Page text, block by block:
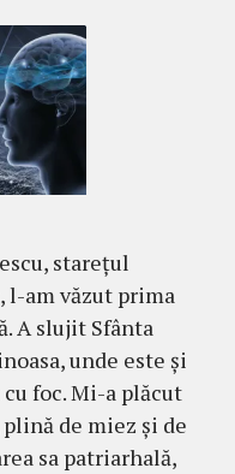
stareţul
l-am văzut pri­ma
A slujit Sfân­ta
unde este şi
foc. Mi-a plăcut
de miez şi de
sa patriarhală,